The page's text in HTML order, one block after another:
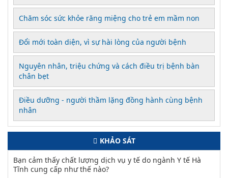
Chăm sóc sức khỏe răng miệng cho trẻ em mầm non
Đổi mới toàn diện, vì sự hài lòng của người bệnh
Nguyên nhân, triệu chứng và cách điều trị bệnh bàn
chân bẹt
Điều dưỡng - người thầm lặng đồng hành cùng bệnh
nhân
KHẢO SÁT
Bạn cảm thấy chất lượng dịch vụ y tế do ngành Y tế Hà
Tĩnh cung cấp như thế nào?